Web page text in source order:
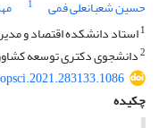
حسین شعبانعلی فمی
1
1استاد دانشکده اقتصاد و
2دانشجوی دکتری توسعه
چکیده